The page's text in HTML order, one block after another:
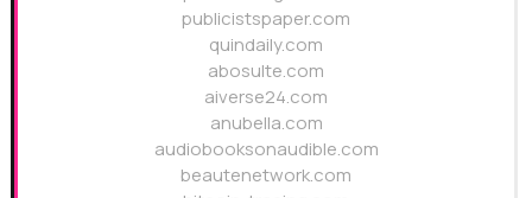
publicistspaper.com
quindaily.com
abosulte.com
aiverse24.com
anubella.com
audiobooksonaudible.com
beautenetwork.com